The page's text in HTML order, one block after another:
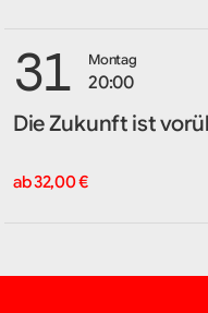
31 Montag
20:00
Die Zukunft ist
ab 32,00 €